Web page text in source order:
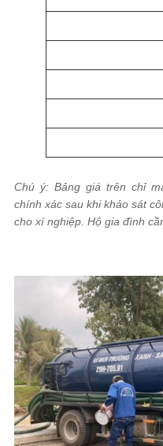
Chú ý: Bảng giá trên chỉ
chính xác sau khi khảo sát
cho xí nghiệp. Hộ gia đình